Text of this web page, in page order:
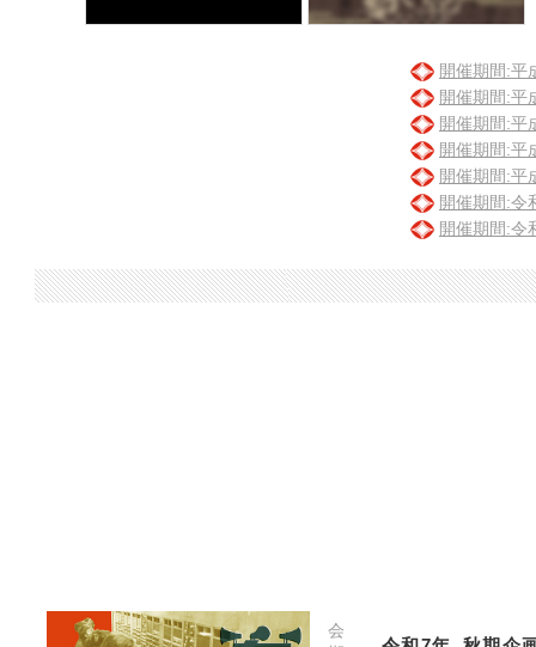
開催期間:平
開催期間:平
開催期間:平
開催期間:平
開催期間:平
開催期間:令
開催期間:令
会